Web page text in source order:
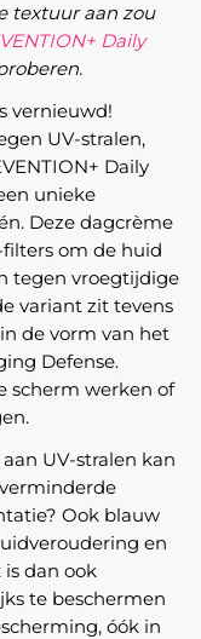
textuur aan zou
Daily
vernieuwd!
UV-stralen,
Daily
unieke
Deze dagcrème
om de huid
tegen vroegtijdige
variant zit tevens
de vorm van het
Defense.
scherm werken of
UV-stralen kan
Ook blauw
en
dan ook
te beschermen
óók in